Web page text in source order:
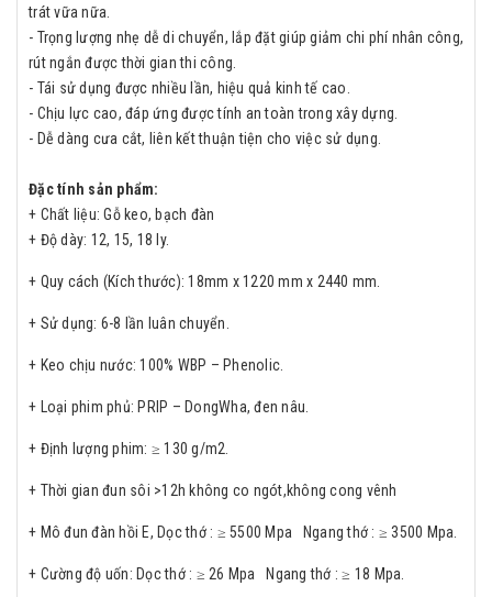
trát vữa nữa.
- Trọng lượng nhẹ dễ di chuyển, lắp đặt giúp giảm chi phí nhân công,
rút ngắn được thời gian thi công.
- Tái sử dụng được nhiều lần, hiệu quả kinh tế cao.
- Chịu lực cao, đáp ứng được tính an toàn trong xây dựng.
- Dễ dàng cưa cắt, liên kết thuận tiện cho việc sử dụng.
Đặc tính sản phẩm:
+ Chất liệu: Gỗ keo, bạch đàn
+ Độ dày: 12, 15, 18 ly.
+ Quy cách (Kích thước): 18mm x 1220 mm x 2440 mm.
+ Sử dụng: 6-8 lần luân chuyển.
+ Keo chịu nước: 100% WBP – Phenolic.
+ Loại phim phủ: PRIP – DongWha, đen nâu.
+ Định lượng phim: ≥ 130 g/m2.
+ Thời gian đun sôi >12h không co ngót,không cong vênh
+ Mô đun đàn hồi E, Dọc thớ : ≥ 5500 Mpa Ngang thớ : ≥ 3500 Mpa.
+ Cường độ uốn: Dọc thớ : ≥ 26 Mpa Ngang thớ : ≥ 18 Mpa.